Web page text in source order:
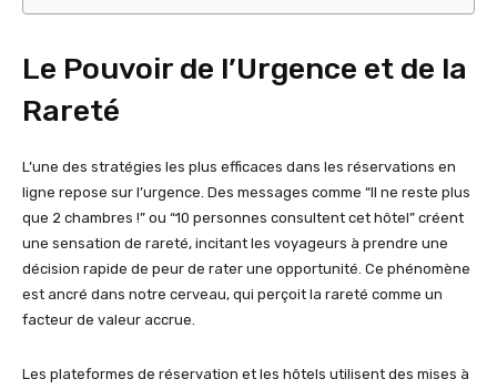
Le Pouvoir de l’Urgence et de la
Rareté
L’une des stratégies les plus efficaces dans les réservations en
ligne repose sur l’urgence. Des messages comme “Il ne reste plus
que 2 chambres !” ou “10 personnes consultent cet hôtel” créent
une sensation de rareté, incitant les voyageurs à prendre une
décision rapide de peur de rater une opportunité. Ce phénomène
est ancré dans notre cerveau, qui perçoit la rareté comme un
facteur de valeur accrue.
Les plateformes de réservation et les hôtels utilisent des mises à